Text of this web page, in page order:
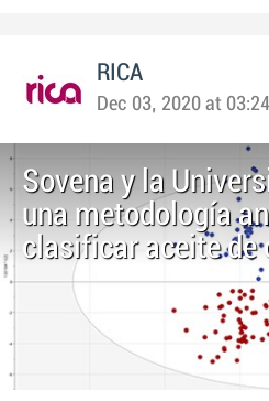
RICA
Dec 03, 2020 at 03:24
Sovena y la
una metodología
clasificar aceite de